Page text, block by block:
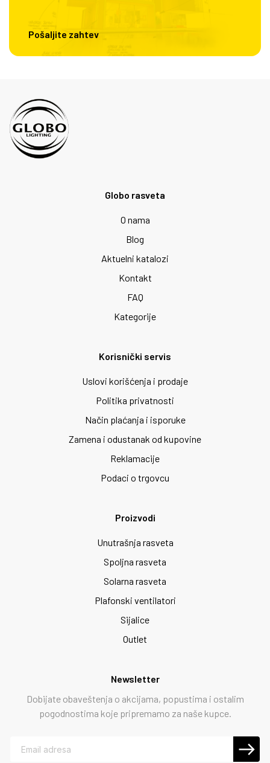
Pošaljite zahtev
Globo rasveta
O nama
Blog
Aktuelni katalozi
Kontakt
FAQ
Kategorije
Korisnički servis
Uslovi korišćenja i prodaje
Politika privatnosti
Način plaćanja i isporuke
Zamena i odustanak od kupovine
Reklamacije
Podaci o trgovcu
Proizvodi
Unutrašnja rasveta
Spoljna rasveta
Solarna rasveta
Plafonski ventilatori
Sijalice
Outlet
Newsletter
Dobijate obaveštenja o akcijama, popustima i ostalim
pogodnostima koje pripremamo za naše kupce.